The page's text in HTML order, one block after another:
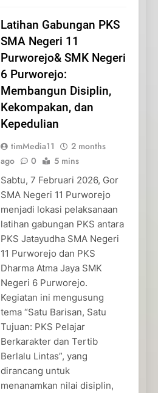
Latihan Gabungan PKS
SMA Negeri 11
Purworejo& SMK Negeri
6 Purworejo:
Membangun Disiplin,
Kekompakan, dan
Kepedulian
timMedia11
2 months
ago
0 5 mins
Sabtu, 7 Februari 2026, Gor
SMA Negeri 11 Purworejo
menjadi lokasi pelaksanaan
latihan gabungan PKS antara
PKS Jatayudha SMA Negeri
11 Purworejo dan PKS
Dharma Atma Jaya SMK
Negeri 6 Purworejo.
Kegiatan ini mengusung
tema “Satu Barisan, Satu
Tujuan: PKS Pelajar
Berkarakter dan Tertib
Berlalu Lintas”, yang
dirancang untuk
menanamkan nilai disiplin,